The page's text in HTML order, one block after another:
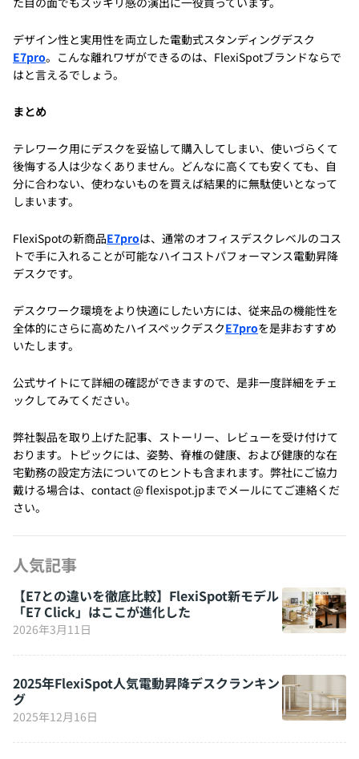
デザイン性と実用性を両立した電動式スタンディングデスク
E7pro。こんな離れワザができるのは、FlexiSpotブランドならで
はと言えるでしょう。
まとめ
テレワーク用にデスクを妥協して購入してしまい、使いづらくて
後悔する人は少なくありません。どんなに高くても安くても、自
分に合わない、使わないものを買えば結果的に無駄使いとなって
しまいます。
FlexiSpotの新商品E7proは、通常のオフィスデスクレベルのコス
トで手に入れることが可能なハイコストパフォーマンス電動昇降
デスクです。
デスクワーク環境をより快適にしたい方には、従来品の機能性を
全体的にさらに高めたハイスペックデスクE7proを是非おすすめ
いたします。
公式サイトにて詳細の確認ができますので、是非一度詳細をチェ
ックしてみてください。
弊社製品を取り上げた記事、ストーリー、レビューを受け付けて
おります。トピックには、姿勢、脊椎の健康、および健康的な在
宅勤務の設定方法についてのヒントも含まれます。弊社にご協力
戴ける場合は、contact @ flexispot.jpまでメールにてご連絡くだ
さい。
人気記事
【E7との違いを徹底比較】FlexiSpot新モデル
「E7 Click」はここが進化した
2026年3月11日
2025年FlexiSpot人気電動昇降デスクランキン
グ
2025年12月16日